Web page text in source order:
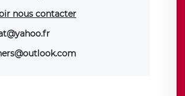
nous contacter